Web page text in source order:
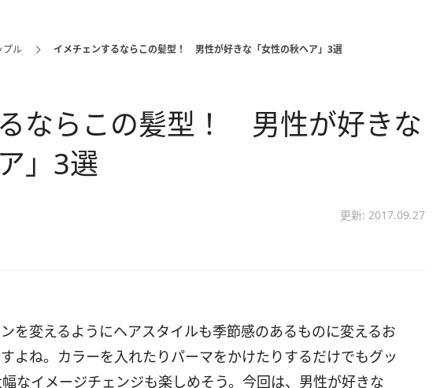
プル イメチェンするならこの髪型！ 男性が好きな「女性の秋ヘア」3選
ならこの髪型！ 男性が好きな
」3選
更新: 2017.09.27
を変えるようにヘアスタイルも季節感のあるものに変えるお
よね。カラーを入れたりパーマをかけたりするだけでもグッ
なイメージチェンジも楽しめそう。今回は、男性が好きな